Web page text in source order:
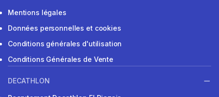
Mentions légales
Données personnelles et cookies
Conditions générales d'utilisation
Conditions Générales de Vente
DECATHLON